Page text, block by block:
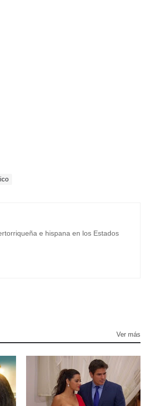
e hispana en los Estados
Ver más